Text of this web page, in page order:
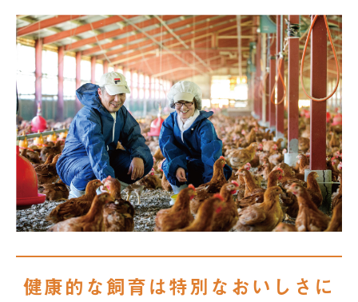
健康的な飼育は特別なおいしさに